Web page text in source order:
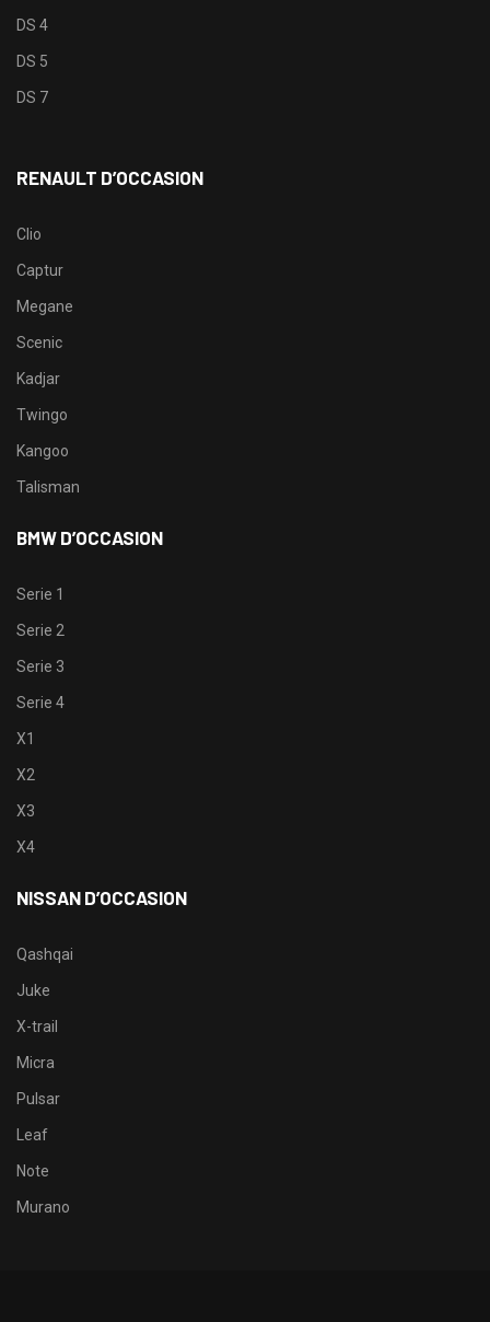
DS 4
DS 5
DS 7
RENAULT D’OCCASION
Clio
Captur
Megane
Scenic
Kadjar
Twingo
Kangoo
Talisman
BMW D’OCCASION
Serie 1
Serie 2
Serie 3
Serie 4
X1
X2
X3
X4
NISSAN D’OCCASION
Qashqai
Juke
X-trail
Micra
Pulsar
Leaf
Note
Murano